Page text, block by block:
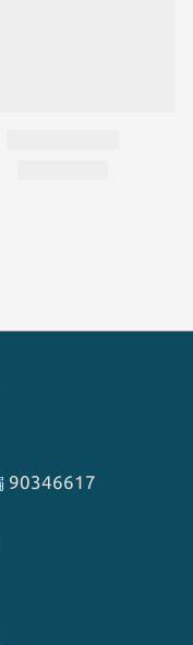
90346617